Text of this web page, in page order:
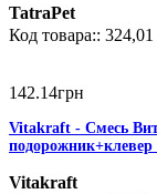
TatraPet
324,01
142.14грн
Vitakraft - Смесь
подорожник+клевер
Vitakraft